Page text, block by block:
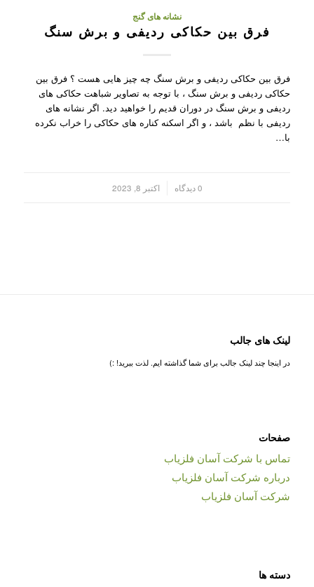
نشانه های گنج
فرق بین حکاکی ردیفی و برش سنگ
فرق بین حکاکی ردیفی و برش سنگ چه چیز هایی هست ؟ فرق بین
حکاکی ردیفی و برش سنگ ، با توجه به تصاویر شباهت حکاکی های
ردیفی و برش سنگ در دوران قدیم را خواهید دید. اگر نشانه های
ردیفی با نظم باشد ، و اگر اسکنه کناره های حکاکی را خراب نکرده
با…
0 دیدگاه اکتبر 8, 2023
لینک های جالب
در اینجا چند لینک جالب برای شما گذاشته ایم. لذت ببرید! :)
صفحات
تماس با شرکت آسان فلزیاب
درباره شرکت آسان فلزیاب
شرکت آسان فلزیاب
دسته ها